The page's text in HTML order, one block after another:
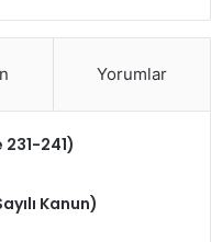
Yorumlar
241)
Kanun)